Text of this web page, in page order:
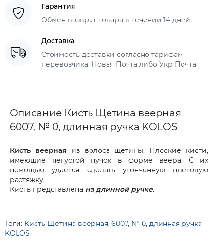
Гарантия
Обмен возврат товара в течении 14 дней
Доставка
Стоимость доставки согласно тарифам
перевозчика. Новая Почта либо Укр Почта
Описание Кисть Щетина веерная,
6007, № 0, длинная ручка KOLOS
Кисть веерная из волоса щетины. Плоские кисти,
имеющие негустой пучок в форме веера. С их
помощью удается сделать утонченную цветовую
растяжку.
Кисть представлена на длинной ручке.
Теги: Кисть Щетина веерная, 6007, № 0, длинная ручка
KOLOS